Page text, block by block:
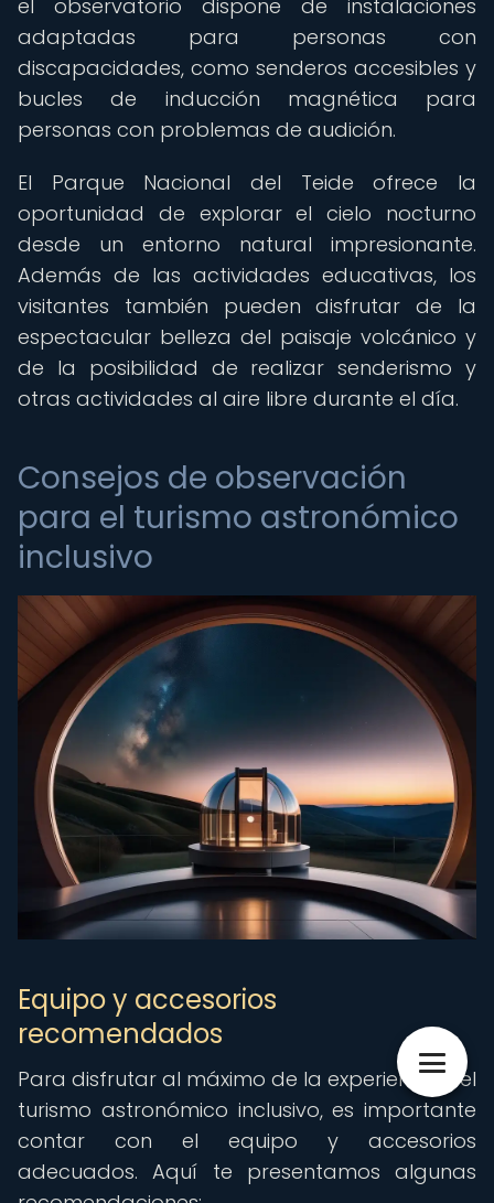
el observatorio dispone de instalaciones
adaptadas para personas con
discapacidades, como senderos accesibles y
bucles de inducción magnética para
personas con problemas de audición.
El Parque Nacional del Teide ofrece la
oportunidad de explorar el cielo nocturno
desde un entorno natural impresionante.
Además de las actividades educativas, los
visitantes también pueden disfrutar de la
espectacular belleza del paisaje volcánico y
de la posibilidad de realizar senderismo y
otras actividades al aire libre durante el día.
Consejos de observación
para el turismo astronómico
inclusivo
Equipo y accesorios
recomendados
Para disfrutar al máximo de la experiencia del
turismo astronómico inclusivo, es importante
contar con el equipo y accesorios
adecuados. Aquí te presentamos algunas